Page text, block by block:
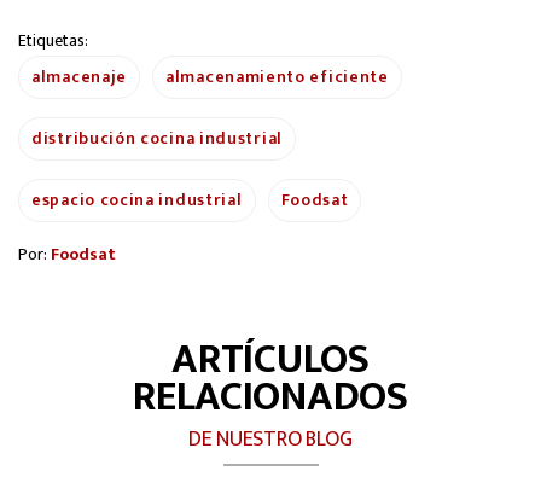
Etiquetas:
almacenaje
almacenamiento eficiente
distribución cocina industrial
espacio cocina industrial
Foodsat
Por: Foodsat
ARTÍCULOS
RELACIONADOS
DE NUESTRO BLOG